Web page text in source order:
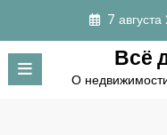
содержимому
7
Всё
О